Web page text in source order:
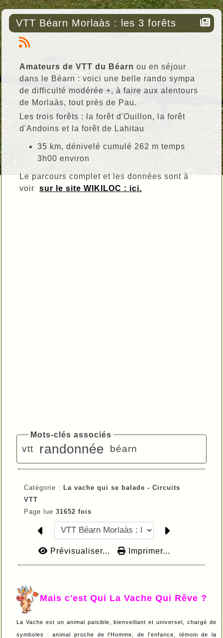
VTT Béarn Morlaàs : les 3 forêts
Amateurs de VTT du Béarn ou en séjour
dans le Béarn : voici une belle rando sympa
de difficulté modérée +, à faire aux alentours
de Morlaàs, tout près de Pau.
Les trois forêts : la forêt d'Ouillon, la forêt
d'Andoins et la forêt de Lahitau
35 km, dénivelé cumulé 262 m temps
3h00 environ
Le parcours complet et les données sont à
voir sur le site WIKILOC : ici.
Mots-clés associés
vtt randonnée béarn
Catégorie : La vache qui se balade - Circuits
VTT
Page lue 31652 fois
Prévisualiser... Imprimer...
Mais c'est Qui La Vache Qui Rêve ?
La Vache est un animal paisible, bienveillant et universel, chargé de
symboles : animal proche de l'Homme, de l'enfance, témoin de la